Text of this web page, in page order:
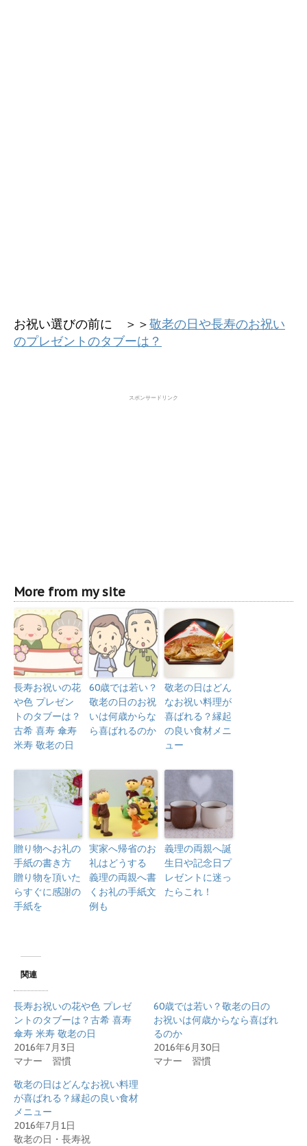
お祝い選びの前に ＞＞敬老の日や長寿のお祝い
のプレゼントのタブーは？
スポンサードリンク
More from my site
長寿お祝いの花
や色 プレゼン
トのタブーは？
古希 喜寿 傘寿
米寿 敬老の日
60歳では若い？
敬老の日のお祝
いは何歳からな
ら喜ばれるのか
敬老の日はどん
なお祝い料理が
喜ばれる？縁起
の良い食材メニ
ュー
贈り物へお礼の
手紙の書き方
贈り物を頂いた
らすぐに感謝の
手紙を
実家へ帰省のお
礼はどうする
義理の両親へ書
くお礼の手紙文
例も
義理の両親へ誕
生日や記念日プ
レゼントに迷っ
たらこれ！
関連
長寿お祝いの花や色 プレゼ
ントのタブーは？古希 喜寿
傘寿 米寿 敬老の日
2016年7月3日
マナー 習慣
60歳では若い？敬老の日の
お祝いは何歳からなら喜ばれ
るのか
2016年6月30日
マナー 習慣
敬老の日はどんなお祝い料理
が喜ばれる？縁起の良い食材
メニュー
2016年7月1日
敬老の日・長寿祝